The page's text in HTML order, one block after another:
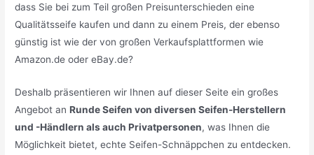
dass Sie bei zum Teil großen Preisunterschieden eine
Qualitätsseife kaufen und dann zu einem Preis, der ebenso
günstig ist wie der von großen Verkaufsplattformen wie
Amazon.de oder eBay.de?
Deshalb präsentieren wir Ihnen auf dieser Seite ein großes
Angebot anRunde Seifen von diversen Seifen-Herstellern
und -Händlern als auch Privatpersonen, was Ihnen die
Möglichkeit bietet, echte Seifen-Schnäppchen zu entdecken.